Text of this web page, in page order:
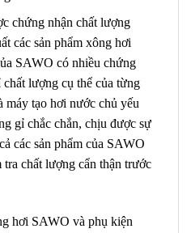
chứng nhận chất lượng
các sản phẩm xông hơi
SAWO có nhiều chứng
lượng cụ thể của từng
tạo hơi nước chủ yếu
gỉ chắc chắn, chịu được sự
các sản phẩm của SAWO
chất lượng cẩn thận trước
hơi SAWO và phụ kiện